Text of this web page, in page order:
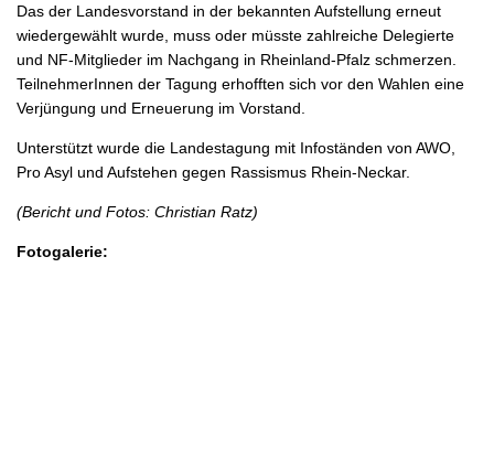
Das der Landesvorstand in der bekannten Aufstellung erneut
wiedergewählt wurde, muss oder müsste zahlreiche Delegierte
und NF-Mitglieder im Nachgang in Rheinland-Pfalz schmerzen.
TeilnehmerInnen der Tagung erhofften sich vor den Wahlen eine
Verjüngung und Erneuerung im Vorstand.
Unterstützt wurde die Landestagung mit Infoständen von AWO,
Pro Asyl und Aufstehen gegen Rassismus Rhein-Neckar.
(Bericht und Fotos: Christian Ratz)
Fotogalerie: